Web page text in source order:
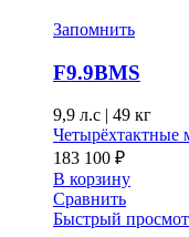
Запомнить
F9.9BMS
9,9 л.с | 49 кг
Четырёхтактные
183 100 ₽
В корзину
Сравнить
Быстрый